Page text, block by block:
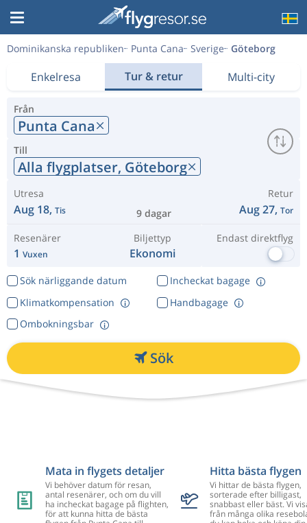
Dominikanska republiken Punta Cana Sverige Göteborg
Enkelresa Tur & retur Multi-city
Från
Punta Cana
Till
Alla flygplatser, Göteborg
Utresa
Aug 18, Tis 9 dagar
Retur
Aug 27, Tor
Resenärer
1 Vuxen
Biljettyp
Ekonomi
Endast direktflyg
Sök närliggande datum
Incheckat bagage
Klimatkompensation
Ombokningsbar
Handbagage
Sök
Mata in flygets detaljer
Vi behöver datum för resan,
antal resenärer, och om du vill
ha incheckat bagage på flighten,
för att kunna hitta de bästa
Hitta bästa flygen
Vi hittar de bästa flygen,
sorterade efter billigast,
snabbast eller bäst. Vi
från många olika